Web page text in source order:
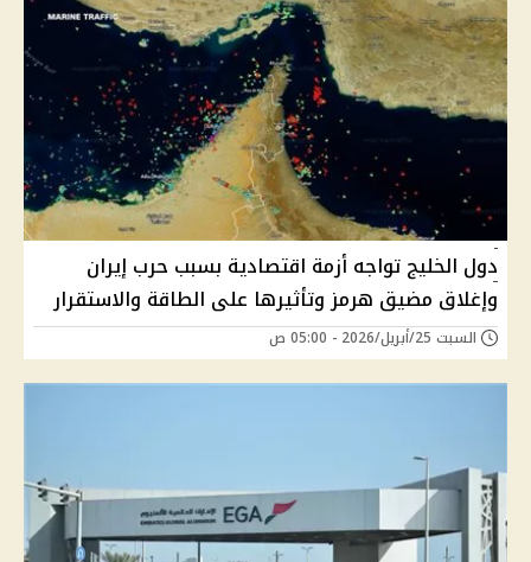
دول الخليج تواجه أزمة اقتصادية بسبب حرب إيران
وإغلاق مضيق هرمز وتأثيرها على الطاقة والاستقرار
السبت 25/أبريل/2026 - 05:00 ص